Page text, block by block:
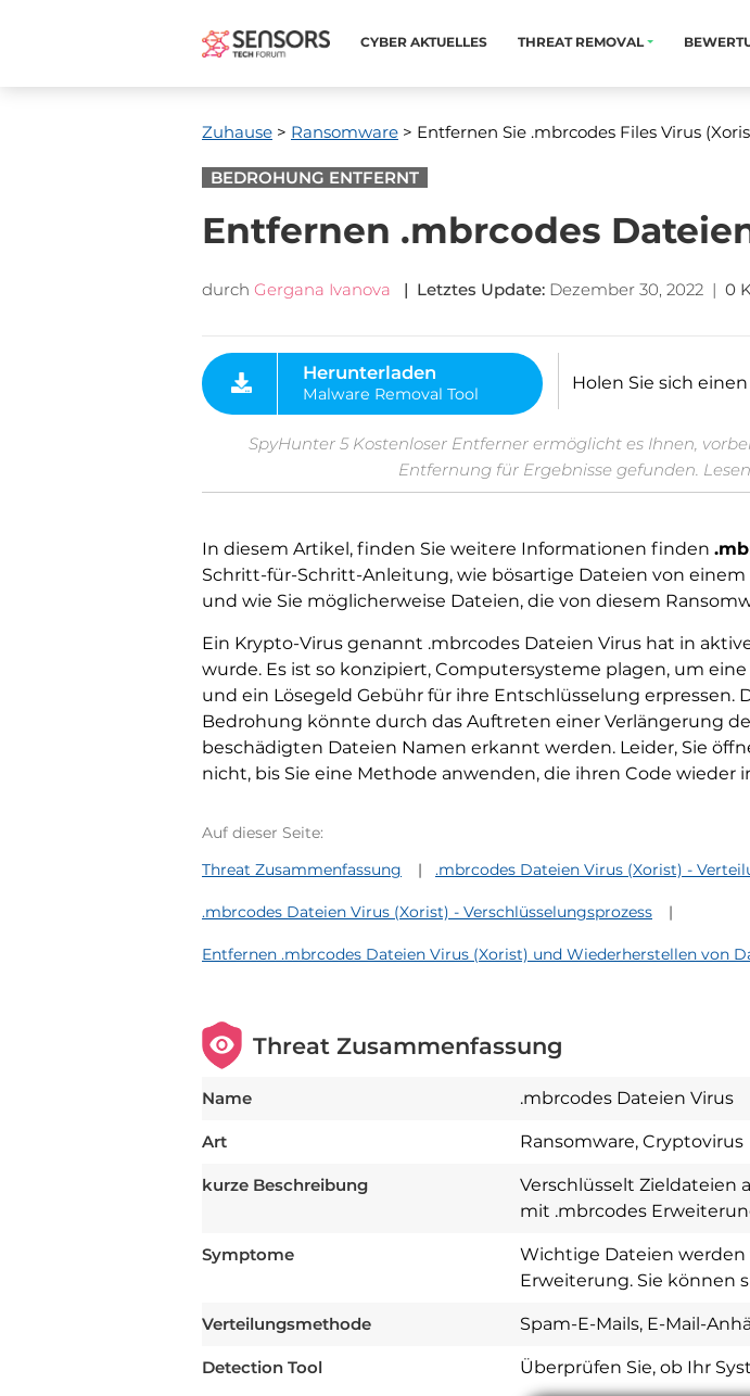
CYBER ​​AKTUELLES THREAT REMOVAL
Zuhause > Ransomware > Entfernen Sie .mbrcodes Files Virus
BEDROHUNG ENTFERNT
Entfernen .mbrcodes
durch Gergana Ivanova | Letztes Update: Dezember 30, 2022 | 0
Malware Removal Tool
Holen Sie sich
SpyHunter 5 Kostenloser Entferner ermöglicht es Ihnen,
Entfernung für Ergebnisse gefunden. Lesen
In diesem Artikel, finden Sie weitere Informationen finden
Schritt-für-Schritt-Anleitung, wie bösartige Dateien von
und wie Sie möglicherweise Dateien, die von diesem
Ein Krypto-Virus genannt .mbrcodes Dateien Virus hat in
wurde. Es ist so konzipiert, Computersysteme plagen, um
und ein Lösegeld Gebühr für ihre Entschlüsselung erpressen.
Bedrohung könnte durch das Auftreten einer Verlängerung
beschädigten Dateien Namen erkannt werden. Leider, Sie
nicht, bis Sie eine Methode anwenden, die ihren Code
Auf dieser Seite:
Threat Zusammenfassung
.mbrcodes Dateien Virus (Xorist) -
.mbrcodes Dateien Virus (Xorist) - Verschlüsselungsprozess
Entfernen .mbrcodes Dateien Virus (Xorist) und Wiederherstellen von
Threat Zusammenfassung
Name .mbrcodes Dateien Virus
Art Ransomware, Cryptovirus
kurze Beschreibung
Verschlüsselt Zieldateien
mit .mbrcodes
Symptome Wichtige Dateien
Erweiterung. Sie können
Verteilungsmethode Spam-E-Mails, E-Mail-
Detection Tool Überprüfen Sie, ob Ihr
Download